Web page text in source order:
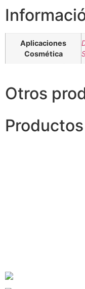
Aplicaciones
Cosmética
Otros